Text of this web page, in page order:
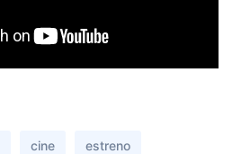
cine
estreno